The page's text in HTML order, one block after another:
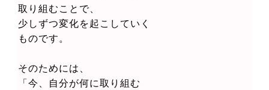
取り組むことで、
少しずつ変化を起こしていく
ものです。
そのためには、
「今、自分が何に取り組む